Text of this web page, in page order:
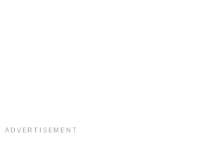
ADVERTISEMENT